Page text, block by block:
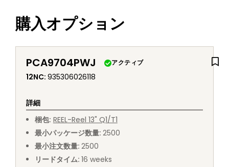
購入オプション
PCA9704PWJ アクティブ
12NC: 935306026118
詳細
梱包: REEL-Reel 13" Q1/T1
最小パッケージ数量: 2500
最小注文数量: 2500
リードタイム: 16 weeks